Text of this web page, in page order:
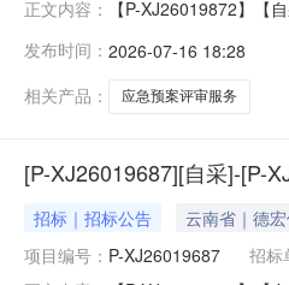
正文内容：
【P-XJ26019872】【
发布时间： 2026-07-16 18:28
相关产品：
应急预案评审服务
[P-XJ26019687][自采]-[P-
招标｜招标公告 云南省｜德
项目编号： P-XJ26019687 招标